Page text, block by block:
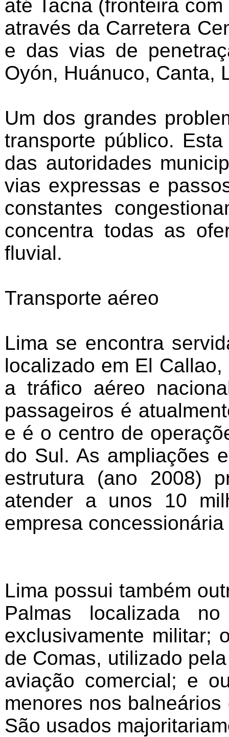
até Tacna (fronteira
através da Carretera
e das vias de
Oyón, Huánuco, Canta,
Um dos grandes
transporte público.
das autoridades
vias expressas e
constantes
concentra todas as
fluvial.
Transporte aéreo
Lima se encontra
localizado em El
a tráfico aéreo
passageiros é
e é o centro de
do Sul. As ampliações
estrutura (ano 2008)
atender a unos 10
empresa
Lima possui também
Palmas localizada
exclusivamente militar;
de Comas, utilizado
aviação comercial; e
menores nos
São usados